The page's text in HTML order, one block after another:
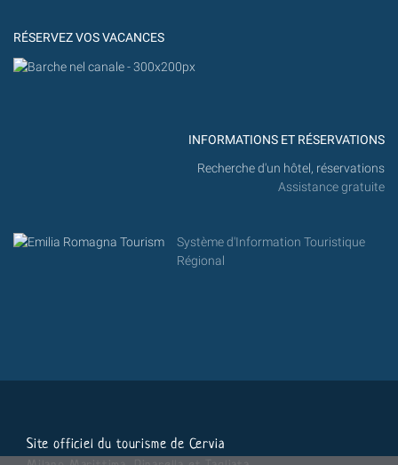
RÉSERVEZ VOS VACANCES
INFORMATIONS ET RÉSERVATIONS
Recherche d'un hôtel, réservations
Assistance gratuite
Système d'Information Touristique
Régional
Site officiel du tourisme de Cervia